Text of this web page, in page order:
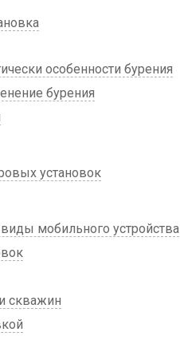
особенности бурения
бурения
установок
мобильного устройства
скважин